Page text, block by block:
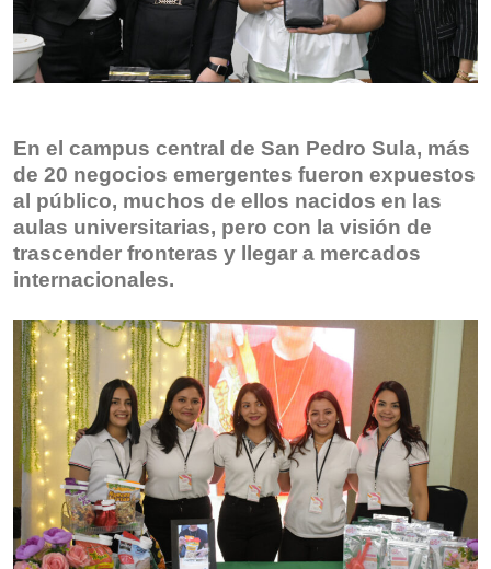
En el campus central de San Pedro Sula, más
de 20 negocios emergentes fueron expuestos
al público, muchos de ellos nacidos en las
aulas universitarias, pero con la visión de
trascender fronteras y llegar a mercados
internacionales.